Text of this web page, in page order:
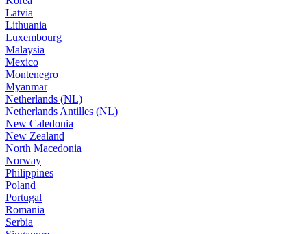
Latvia
Lithuania
Luxembourg
Malaysia
Mexico
Montenegro
Myanmar
Netherlands (NL)
Netherlands Antilles (NL)
New Caledonia
New Zealand
North Macedonia
Norway
Philippines
Poland
Portugal
Romania
Serbia